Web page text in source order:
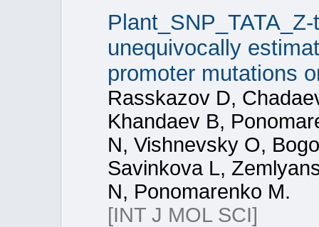
unequivocally
promoter mutations
Rasskazov D,
Khandaev B,
N, Vishnevsky O,
Savinkova L,
N, Ponomarenko M.
[INT J MOL SCI]